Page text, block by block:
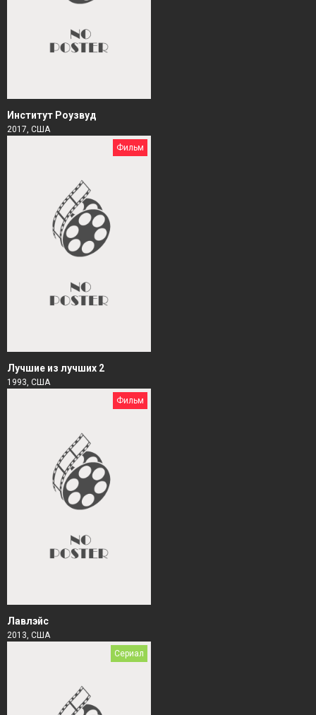
Институт Роузвуд
2017, США
Фильм
Лучшие из лучших 2
1993, США
Фильм
Лавлэйс
2013, США
Сериал